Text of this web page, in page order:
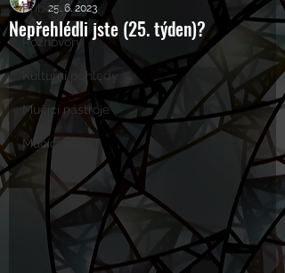
Příběhy
Rozhovory
Kulturní pohledy
Mučící nástroje
Mučící lidé
Nepřehlédli jste (25. týden)?
25. 6. 2023